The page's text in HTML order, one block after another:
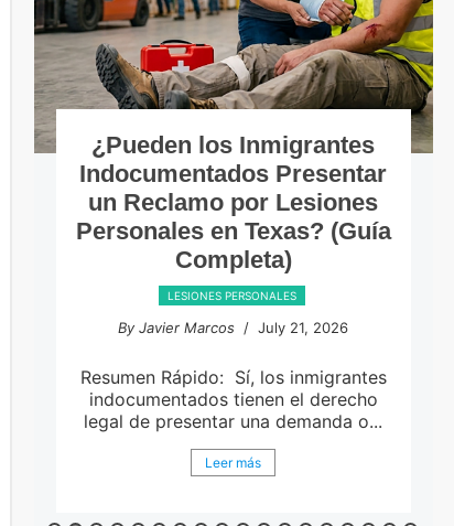
¿Pueden los Inmigrantes
Indocumentados Presentar
un Reclamo por Lesiones
Personales en Texas? (Guía
Completa)
LESIONES PERSONALES
By Javier Marcos / July 21, 2026
Resumen Rápido: Sí, los inmigrantes
indocumentados tienen el derecho
legal de presentar una demanda o...
Leer más